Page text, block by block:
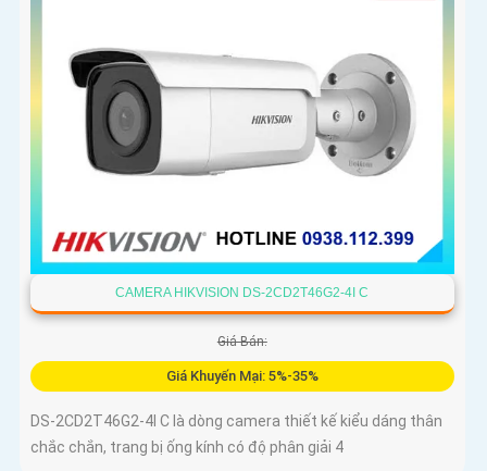
CAMERA HIKVISION DS-2CD2T46G2-4I C
Giá Bán:
Giá Khuyến Mại: 5%-35%
DS-2CD2T46G2-4I C là dòng camera thiết kế kiểu dáng thân
chắc chắn, trang bị ống kính có độ phân giải 4